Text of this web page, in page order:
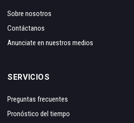
Sobre nosotros
Contáctanos
Anunciate en nuestros medios
SERVICIOS
Preguntas frecuentes
Pronóstico del tiempo